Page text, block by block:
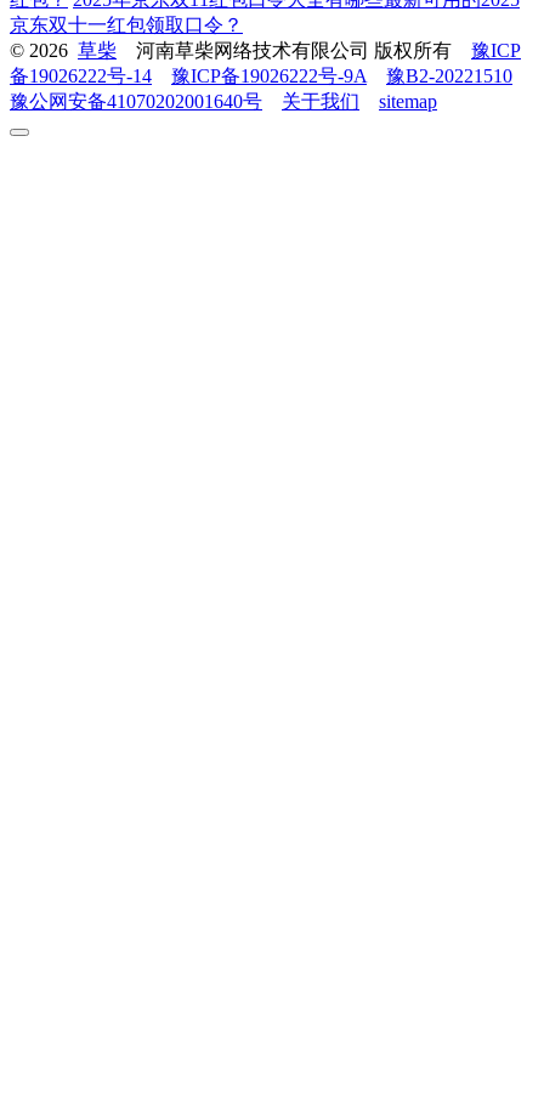
京东双十一红包领取口令？
© 2026 草柴 河南草柴网络技术有限公司 版权所有 豫ICP
备19026222号-14
豫ICP备19026222号-9A
豫B2-20221510
豫公网安备41070202001640号
关于我们 sitemap